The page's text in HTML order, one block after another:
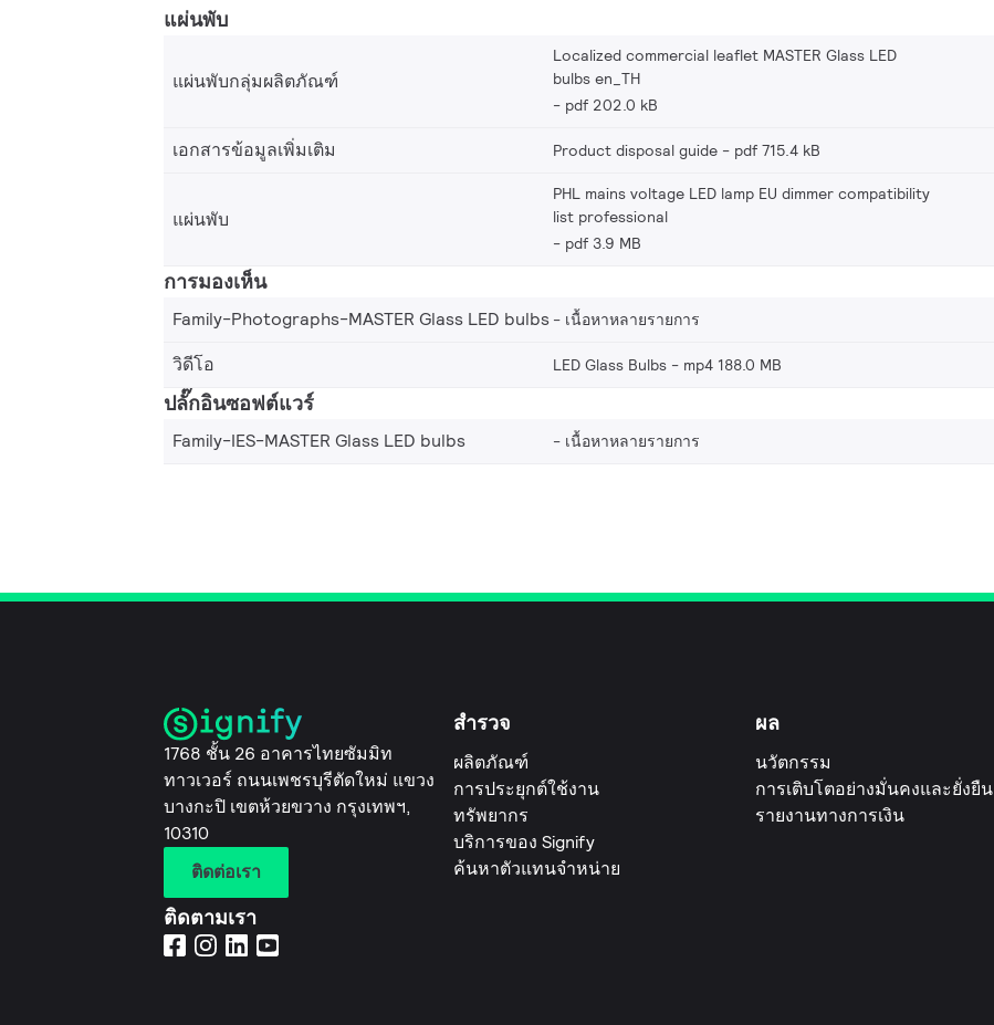
แผ่นพับ
แผ่นพับกลุ่มผลิตภัณฑ์
Localized commercial leaflet MASTER Glass LED
bulbs en_TH
pdf 202.0 kB
เอกสารข้อมูลเพิ่มเติม Product disposal guide pdf 715.4 kB
แผ่นพับ
PHL mains voltage LED lamp EU dimmer compatibility
list professional
pdf 3.9 MB
การมองเห็น
Family-Photographs-MASTER Glass LED bulbs เนื้อหาหลายรายการ
วิดีโอ
LED Glass Bulbs mp4 188.0 MB
ปลั๊กอินซอฟต์แวร์
Family-IES-MASTER Glass LED bulbs เนื้อหาหลายรายการ
1768 ชั้น 26 อาคารไทยซัมมิท
ทาวเวอร์ ถนนเพชรบุรีตัดใหม่ แขวง
บางกะปิ เขตห้วยขวาง กรุงเทพฯ,
10310
ติดต่อเรา
ติดตามเรา
สำรวจ
ผลิตภัณฑ์
การประยุกต์ใช้งาน
ทรัพยากร
บริการของ Signify
ค้นหาตัวแทนจำหน่าย
ผล
นวัตกรรม
การเติบโตอย่างมั่นคงและยั่งยืน
รายงานทางการเงิน